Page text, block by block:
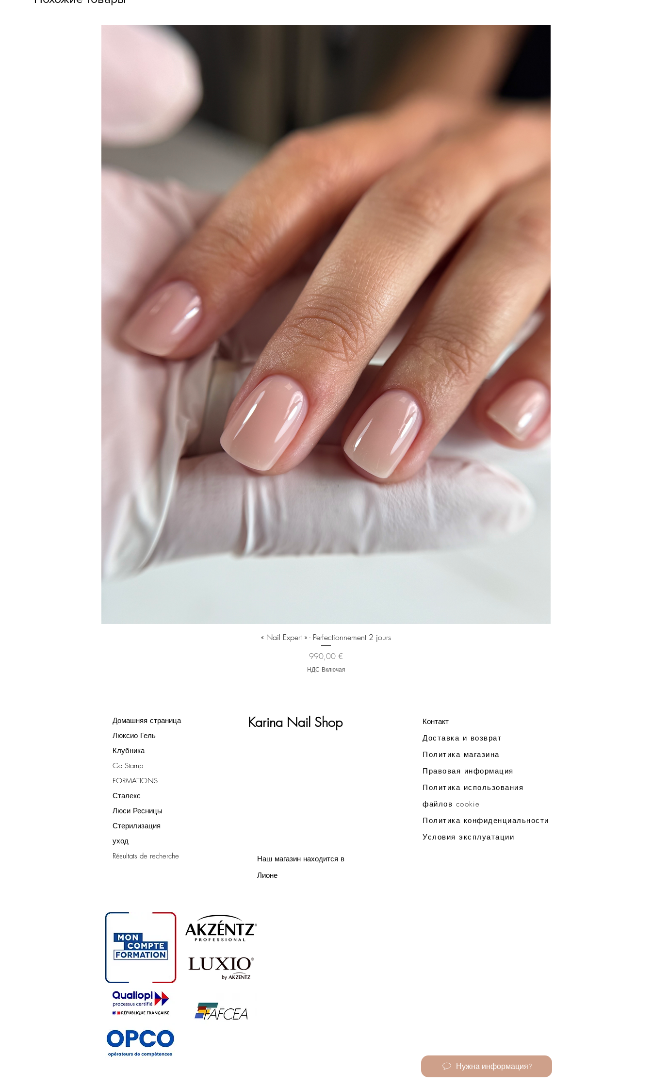
Быстрый просмотр
« Nail Expert » - Perfectionnement 2 jours
Цена
990,00 €
НДС Включая
Домашняя страница
Люксио Гель
Клубника
Go Stamp
FORMATIONS
Сталекс
Люси Ресницы
Стерилизация
уход
Résultats de recherche
Karina Nail Shop
Наш магазин находится в
Лионе
Контакт
Доставка и возврат
Политика магазина
Правовая информация
Политика использования
файлов cookie
Политика конфиденциальности
Условия эксплуатации
Нужна информация?